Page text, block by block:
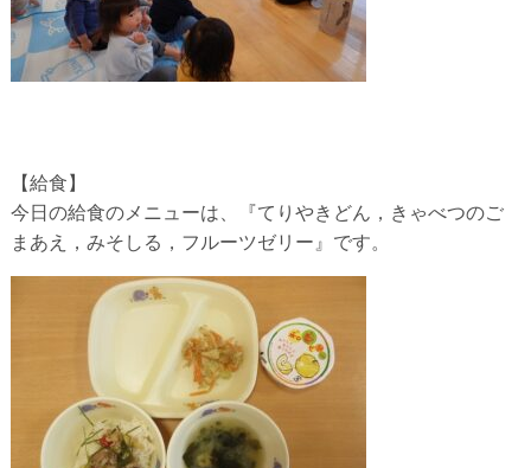
【給食】
今日の給食のメニューは、『てりやきどん，きゃべつのご
まあえ，みそしる，フルーツゼリー』です。